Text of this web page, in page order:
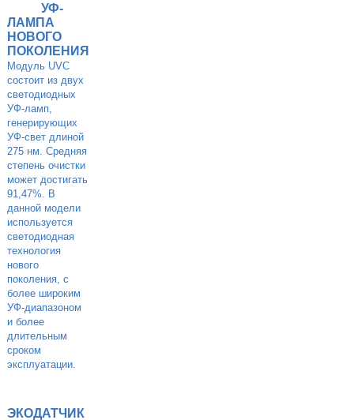
УФ-
ЛАМПА
НОВОГО
ПОКОЛЕНИЯ
Модуль UVC
состоит из двух
светодиодных
УФ-ламп,
генерирующих
УФ-свет длиной
275 нм. Средняя
степень очистки
может достигать
91,47%. В
данной модели
используется
светодиодная
технология
нового
поколения, с
более широким
УФ-диапазоном
и более
длительным
сроком
эксплуатации.
ЭКОДАТЧИК